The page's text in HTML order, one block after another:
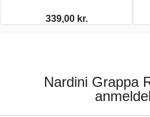
339,00 kr.
Nardini Grappa